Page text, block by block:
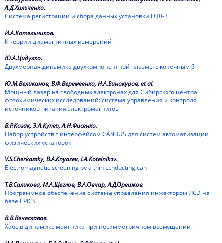
1965
1963
1962
А.Д.Хильченко.
Система регистрации и сбора данных установки ГОЛ-3
И.А.Котельников.
К теории диамагнитных измерений
Ю.А.Цидулко.
Двухмерная динамика двухкомпонентной плазмы с конечным β
Ю.М.Великанов, В.Ф.Веремеенко, Н.А.Винокуров, et al.
Мощный лазер на свободных электронах для Сибирского центра
фотохимических исследований: система управления и контроля
источников питания электромагнитов
В.Р.Козак, Э.А.Купер, А.Н.Фисенко.
Набор устройств с интерфейсом CANBUS для систем автоматизации
физических установок
V.S.Cherkassky, B.A.Knyazev, I.A.Kotelnikov.
Electromagnetic screening by a thin conducting can
Т.В.Саликова, М.А.Щеглов, В.А.Овчар, А.Д.Орешков.
Программное обеспечение системы управления инжектором ЛСЭ на
базе EPICS
В.В.Вечеславов.
Хаос в динамике маятника при несимметричном возмущении